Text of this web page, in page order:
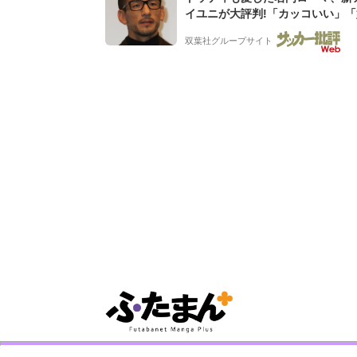
イユニが大評判!「カッコいい」
デザイン」「今年は2nd買おうか
双葉社グループサイト